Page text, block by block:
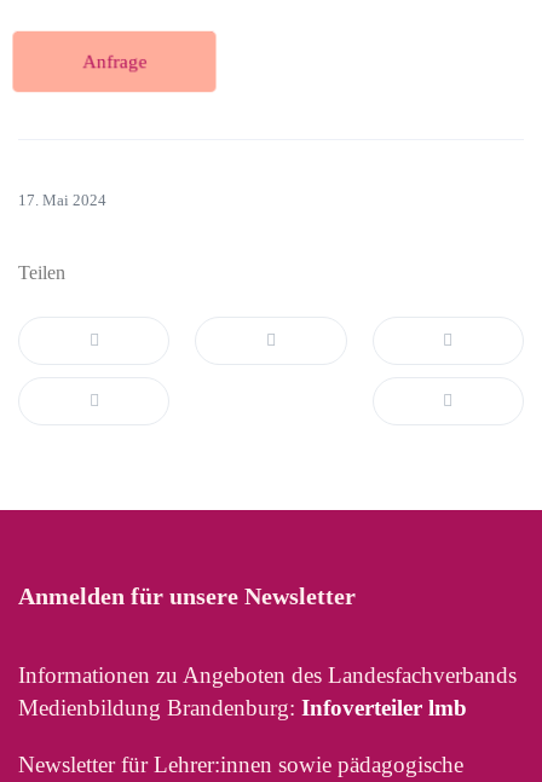
Anfrage
17. Mai 2024
Teilen
Anmelden für unsere Newsletter
Informationen zu Angeboten des Landesfachverbands
Medienbildung Brandenburg: Infoverteiler lmb
Newsletter für Lehrer:innen sowie pädagogische